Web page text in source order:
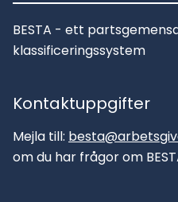
BESTA - ett
klassificeringssystem
Kontaktuppgifter
Mejla till:
om du har frågor om